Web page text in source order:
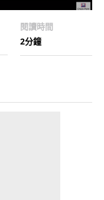
閱讀時間
2分鐘